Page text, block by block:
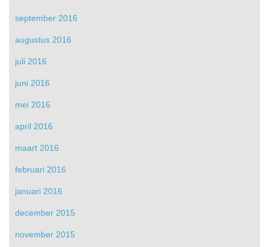
september 2016
augustus 2016
juli 2016
juni 2016
mei 2016
april 2016
maart 2016
februari 2016
januari 2016
december 2015
november 2015